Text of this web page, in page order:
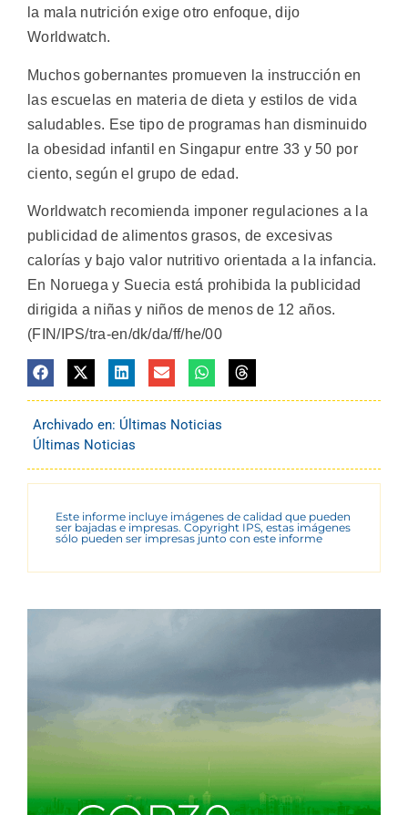
la mala nutrición exige otro enfoque, dijo
Worldwatch.
Muchos gobernantes promueven la instrucción en
las escuelas en materia de dieta y estilos de vida
saludables. Ese tipo de programas han disminuido
la obesidad infantil en Singapur entre 33 y 50 por
ciento, según el grupo de edad.
Worldwatch recomienda imponer regulaciones a la
publicidad de alimentos grasos, de excesivas
calorías y bajo valor nutritivo orientada a la infancia.
En Noruega y Suecia está prohibida la publicidad
dirigida a niñas y niños de menos de 12 años.
(FIN/IPS/tra-en/dk/da/ff/he/00
Archivado en: Últimas Noticias
Últimas Noticias
Este informe incluye imágenes de calidad que pueden
ser bajadas e impresas. Copyright IPS, estas imágenes
sólo pueden ser impresas junto con este informe